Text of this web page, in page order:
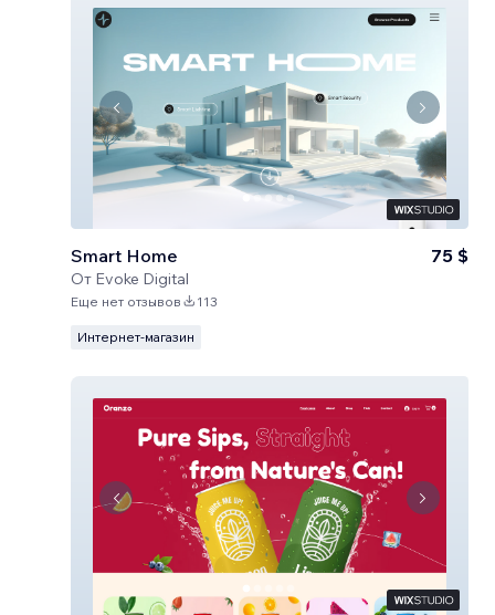
Smart Home
От Evoke Digital
75 $
Еще нет отзывов 113
Интернет-магазин